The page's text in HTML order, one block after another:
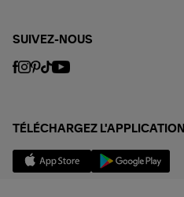
SUIVEZ-NOUS
TÉLÉCHARGEZ L'APPLICATION